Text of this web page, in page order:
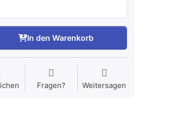
In den Warenkorb
Fragen? Weitersagen